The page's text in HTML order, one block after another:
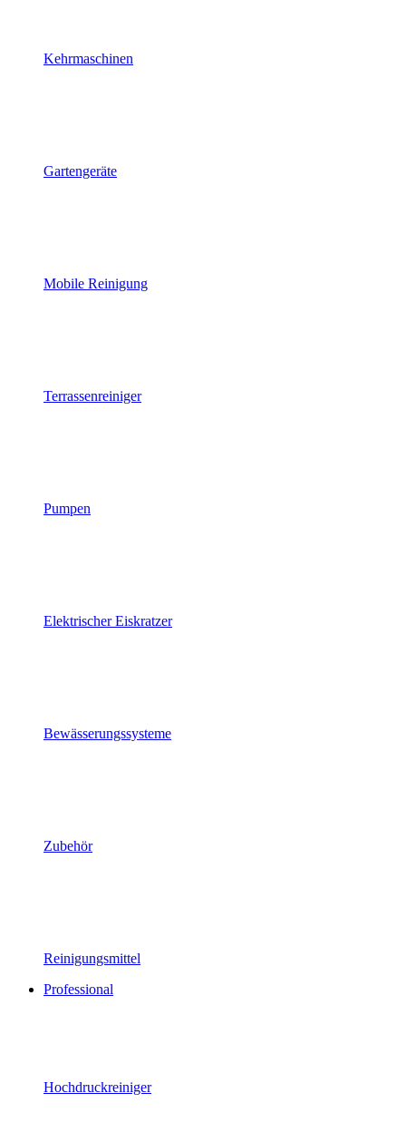
Kehrmaschinen
Gartengeräte
Mobile Reinigung
Terrassenreiniger
Pumpen
Elektrischer Eiskratzer
Bewässerungssysteme
Zubehör
Reinigungsmittel
Professional
Hochdruckreiniger